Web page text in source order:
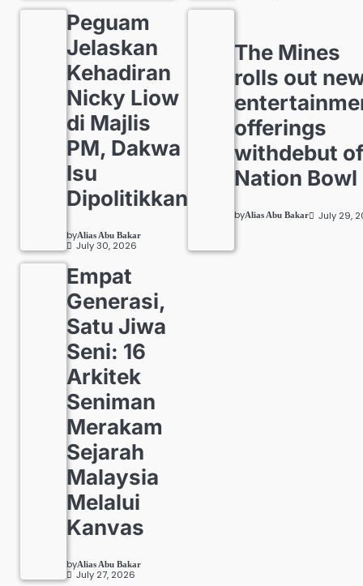
Peguam
Jelaskan
Kehadiran
Nicky Liow
di Majlis
PM, Dakwa
Isu
Dipolitikkan
byAlias Abu Bakar
July 30, 2026
The Mines
rolls out
offerings
withdebut
Nation Bowl
byAlias Abu Bakar July 29,
Empat
Generasi,
Satu Jiwa
Seni: 16
Arkitek
Seniman
Merakam
Sejarah
Malaysia
Melalui
Kanvas
byAlias Abu Bakar
July 27, 2026